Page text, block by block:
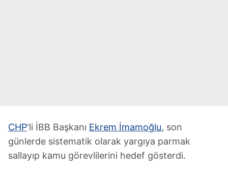
CHP'li İBB Başkanı Ekrem İmamoğlu, son
günlerde sistematik olarak yargıya parmak
sallayıp kamu görevlilerini hedef gösterdi.